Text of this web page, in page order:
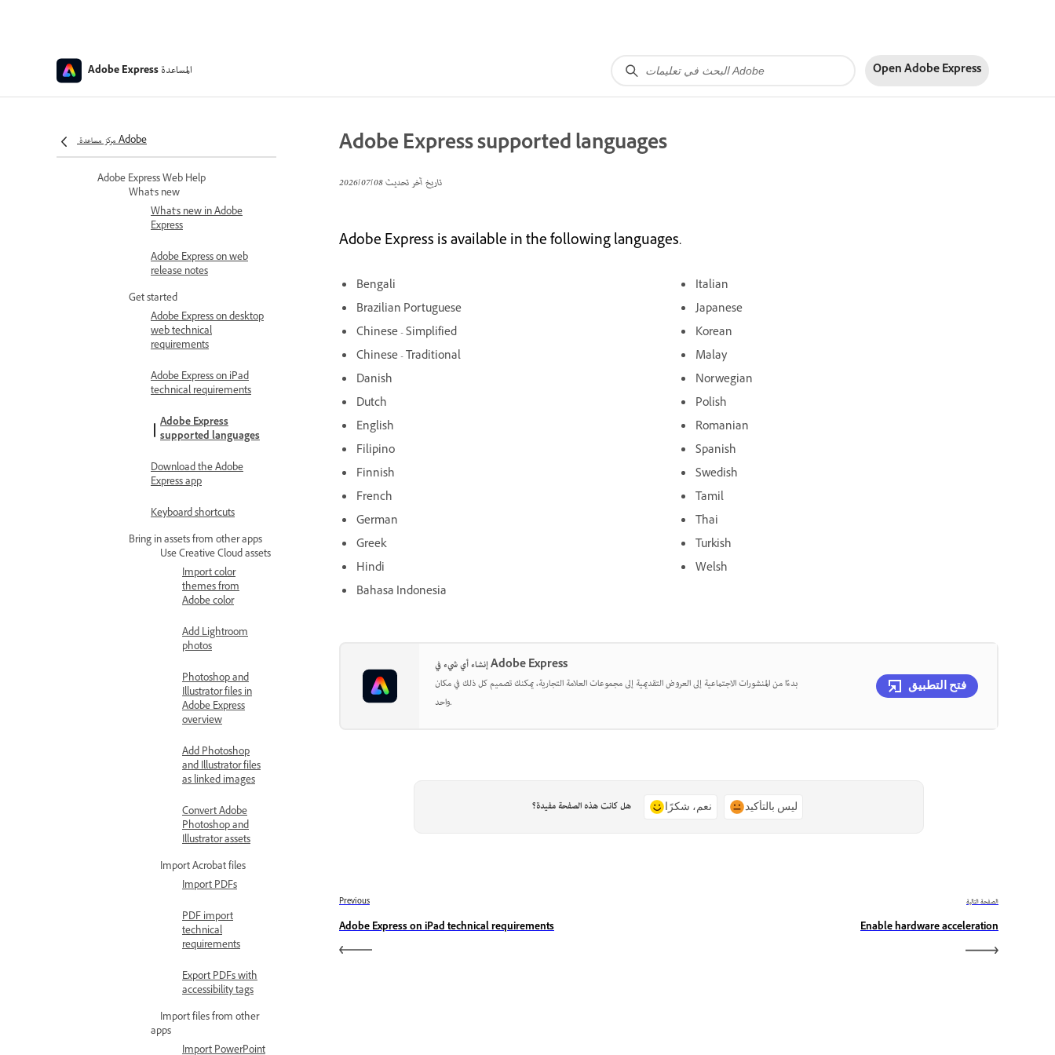
Adobe Express المساعدة Open Adobe Express
مركز مساعدة Adobe
Adobe Express Web Help
Adobe Express Web Help
What's new
What's new in Adobe
Express
Adobe Express on web
release notes
Get started
Adobe Express on desktop
web technical
requirements
Adobe Express on iPad
technical requirements
Adobe Express
supported languages
Download the Adobe
Express app
Keyboard shortcuts
Bring in assets from other apps
Use Creative Cloud assets
Import color
themes from
Adobe color
Add Lightroom
photos
Photoshop and
Illustrator files in
Adobe Express
overview
Add Photoshop
and Illustrator files
as linked images
Convert Adobe
Photoshop and
Illustrator assets
Import Acrobat files
Import PDFs
PDF import
technical
requirements
Export PDFs with
accessibility tags
Import files from other
apps
Import PowerPoint
Adobe Express supported languages
تاريخ آخر تحديث08‏/07‏/2026
Adobe Express is available in the following languages.
Bengali
Brazilian Portuguese
Chinese - Simplified
Chinese - Traditional
Danish
Dutch
English
Filipino
Finnish
French
German
Greek
Hindi
Bahasa Indonesia
Italian
Japanese
Korean
Malay
Norwegian
Polish
Romanian
Spanish
Swedish
Tamil
Thai
Turkish
Welsh
إنشاء أي شيء في Adobe Express
بدءًا من المنشورات الاجتماعية إلى العروض التقديمية إلى مجموعات العلامة التجارية، يمكنك تصميم كل ذلك في مكان
واحد.
فتح التطبيق
هل كانت هذه الصفحة مفيدة؟ نعم، شكرًا ليس بالتأكيد
Previous
Adobe Express on iPad technical requirements
الصفحة التالية
Enable hardware acceleration